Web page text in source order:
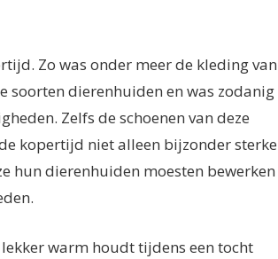
Zo was onder meer de kleding van
soorten dierenhuiden en was zodanig
Zelfs de schoenen van deze
kopertijd niet alleen bijzonder sterke
hun dierenhuiden moesten bewerken
warm houdt tijdens een tocht